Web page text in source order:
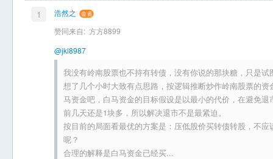
1
浩然之
赞同来自: 方方8899
@jkl8987
我没有岭南股票也不持有转债，没有你说的那块糖，只是
想了几个小时大致有点思路，按逻辑推断炒作岭南股票的
马资金吧，白马资金的目标假设是以最小的代价，在避免
前几天还是1块多，所以解决退市不是最紧迫。
按目前的局面看最优的方案是：压低股价买转债转股，不
呢？
合理的解释是白马资金已经买...